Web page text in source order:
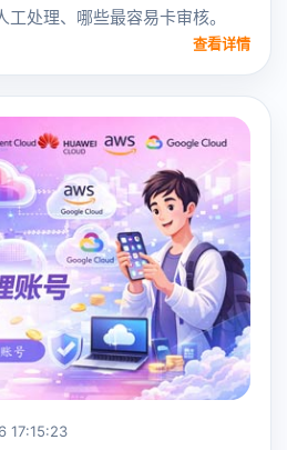
处理、哪些最容易卡审核。
查看详情
17:15:23